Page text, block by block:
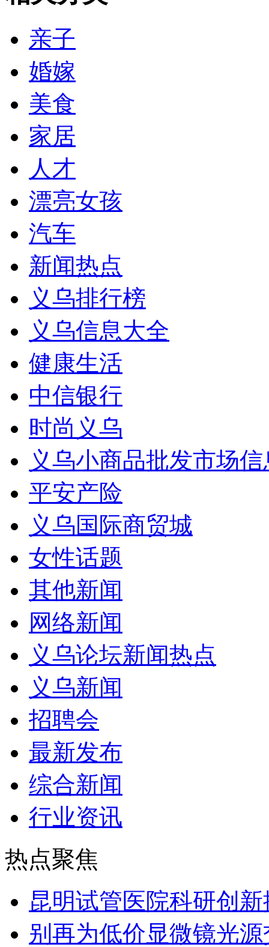
亲子
婚嫁
美食
家居
人才
漂亮女孩
汽车
新闻热点
义乌排行榜
义乌信息大全
健康生活
中信银行
时尚义乌
义乌小商品批发市场
平安产险
义乌国际商贸城
女性话题
其他新闻
网络新闻
义乌论坛新闻热点
义乌新闻
招聘会
最新发布
综合新闻
行业资讯
热点聚焦
昆明试管医院科研创
别再为低价显微镜光